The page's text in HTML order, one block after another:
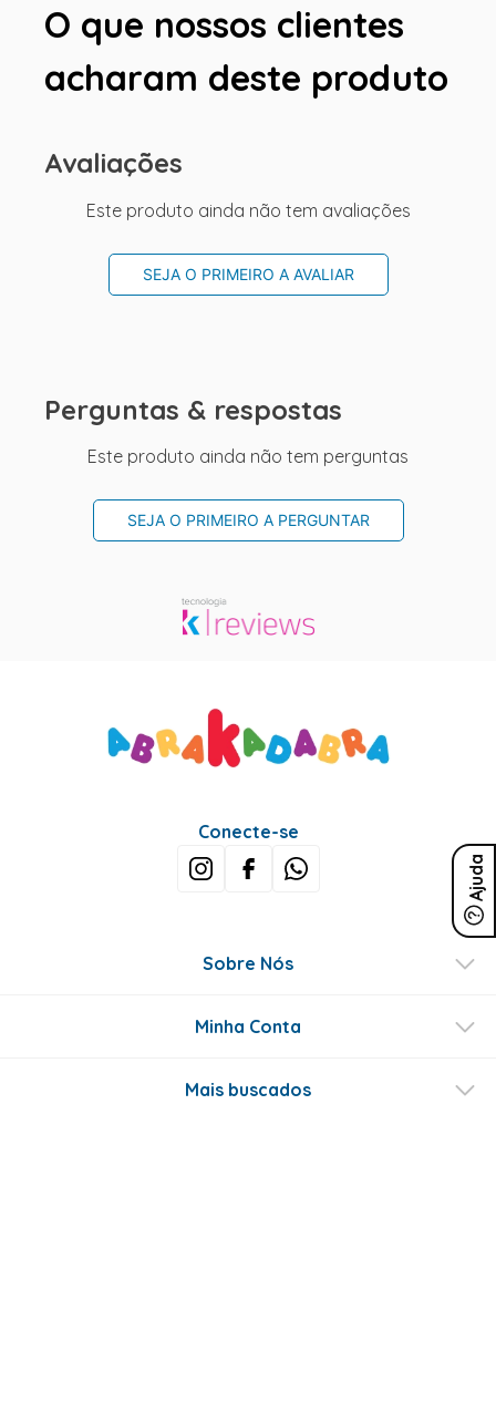
O que nossos clientes
acharam deste produto
Avaliações
Este produto ainda não tem avaliações
SEJA O PRIMEIRO A AVALIAR
Perguntas & respostas
Este produto ainda não tem perguntas
SEJA O PRIMEIRO A PERGUNTAR
Ajuda
Conecte-se
Sobre Nós
Minha Conta
Mais buscados